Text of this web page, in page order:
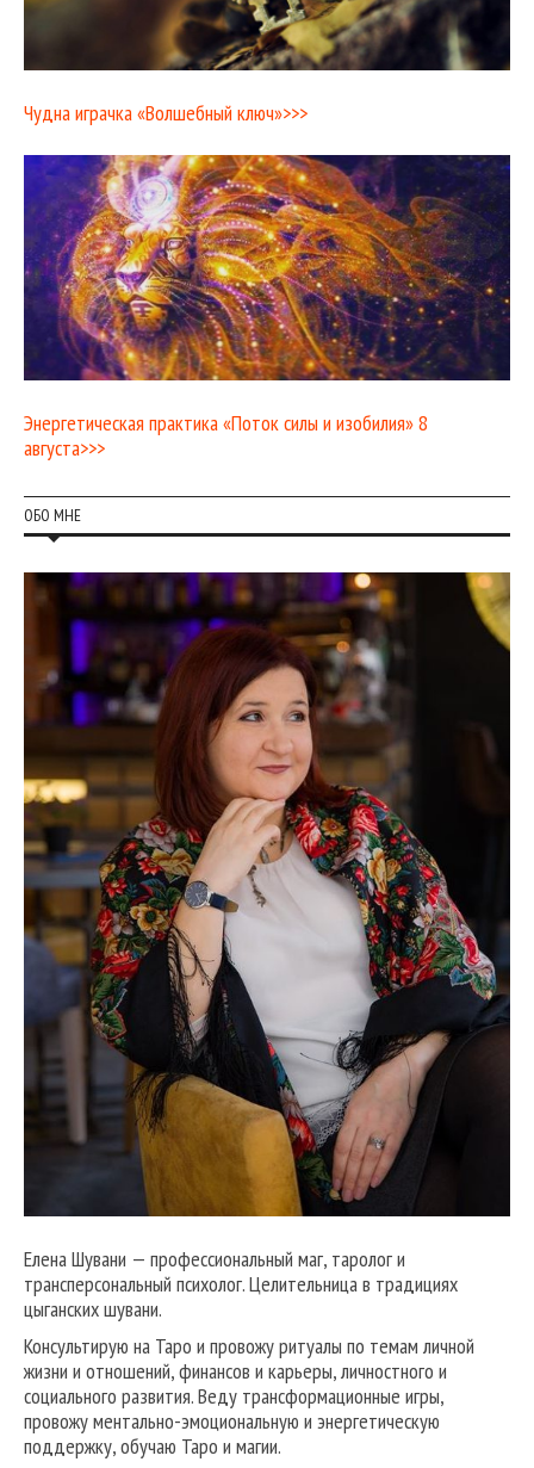
Чудна играчка «Волшебный ключ»>>>
Энергетическая практика «Поток силы и изобилия» 8
августа>>>
ОБО МНЕ
Елена Шувани — профессиональный маг, таролог и
трансперсональный психолог. Целительница в традициях
цыганских шувани.
Консультирую на Таро и провожу ритуалы по темам личной
жизни и отношений, финансов и карьеры, личностного и
социального развития. Веду трансформационные игры,
провожу ментально-эмоциональную и энергетическую
поддержку, обучаю Таро и магии.